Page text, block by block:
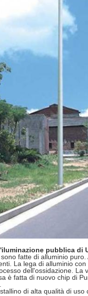
pubblica di
fatte di alluminio
La lega di alluminio
dell'ossidazione. La
è fatta di nuovo chip di
di alta qualità di